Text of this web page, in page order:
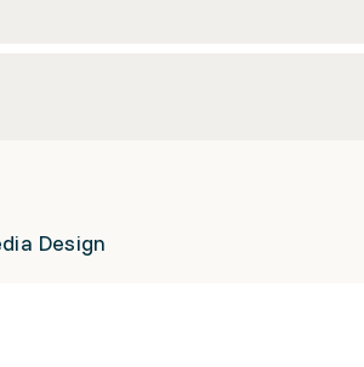
Design